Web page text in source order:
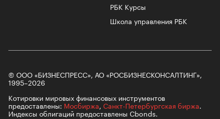
РБК Курсы
Школа управления РБК
© ООО «БИЗНЕСПРЕСС», АО «РОСБИЗНЕСКОНСАЛТИНГ»,
1995–2026
Котировки мировых финансовых инструментов
предоставлены: Мосбиржа, Санкт-Петербургская биржа.
Индексы облигаций предоставлены Cbonds.